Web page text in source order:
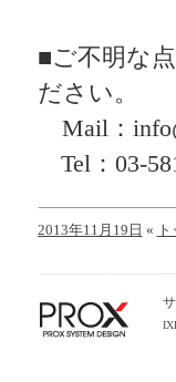
■ご不明な
ださい。
Mail：
Tel：03-
2013年11月19日 «